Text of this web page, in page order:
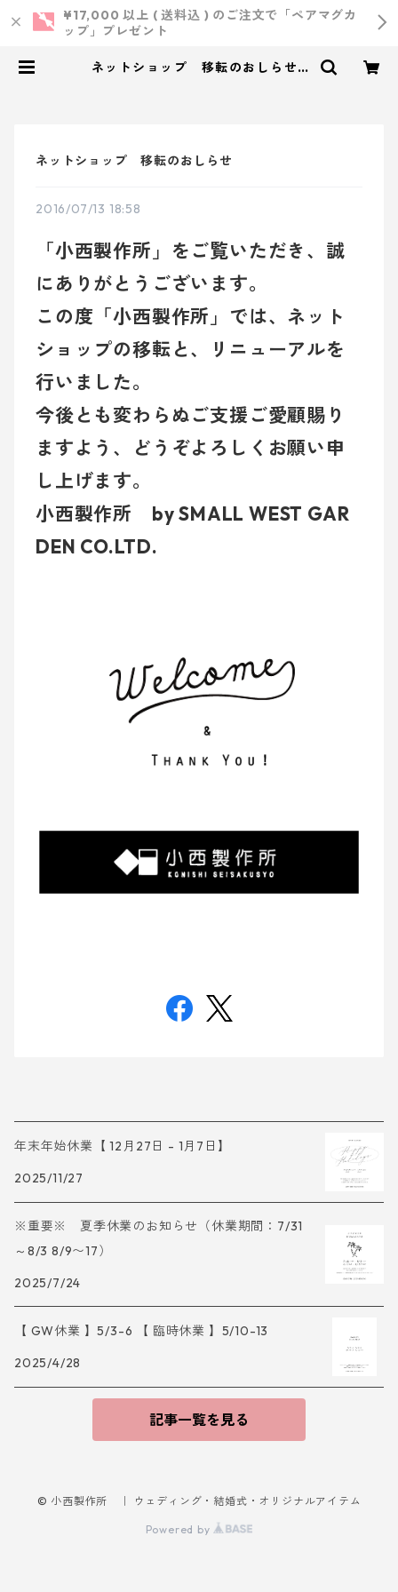
¥17,000 以上 ( 送料込 ) のご注文で「ペアマグカ
ップ」プレゼント
ネットショップ 移転のおしらせ |
ネットショップ 移転のおしらせ
2016/07/13 18:58
「小西製作所」をご覧いただき、誠
にありがとうございます。
この度「小西製作所」では、ネット
ショップの移転と、リニューアルを
行いました。
今後とも変わらぬご支援ご愛顧賜り
ますよう、どうぞよろしくお願い申
し上げます。
小西製作所 by SMALL WEST GAR
DEN CO.LTD.
年末年始休業【 12月27日 - 1月7日】
2025/11/27
※重要※ 夏季休業のお知らせ（休業期間：7/31
～8/3 8/9〜17）
2025/7/24
【 GW休業 】5/3-6 【 臨時休業 】5/10-13
2025/4/28
記事一覧を見る
© 小西製作所 ｜ ウェディング・結婚式・オリジナルアイテム
Powered by